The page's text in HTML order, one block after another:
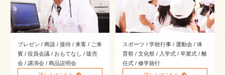
2,500円～
種類で選ぶ
肉メイン
魚メイン
プレゼン / 商談 / 接待 / 来客 / ご来
賓 / 役員会議 / おもてなし / 販売
会 / 講演会 / 商品説明会
スポーツ / 学校行事 / 運動会 / 体
育祭 / 文化祭 / 入学式 / 卒業式 / 離
任式 / 修学旅行